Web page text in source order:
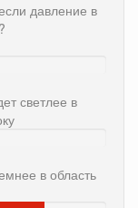
давление в
светлее в
в область